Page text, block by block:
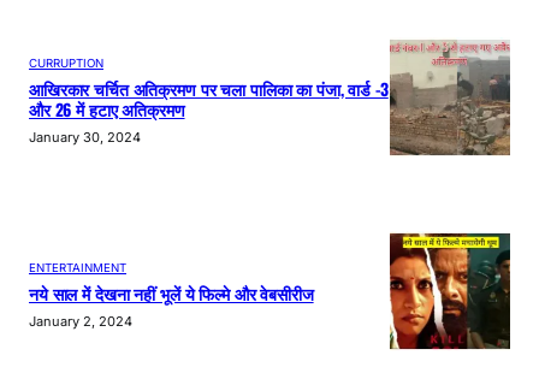
CURRUPTION
आखिरकार चर्चित अतिक्रमण पर चला पालिका का पंजा, वार्ड -3
और 26 में हटाए अतिक्रमण
January 30, 2024
ENTERTAINMENT
नये साल में देखना नहीं भूलें ये फिल्मे और वेबसीरीज
January 2, 2024